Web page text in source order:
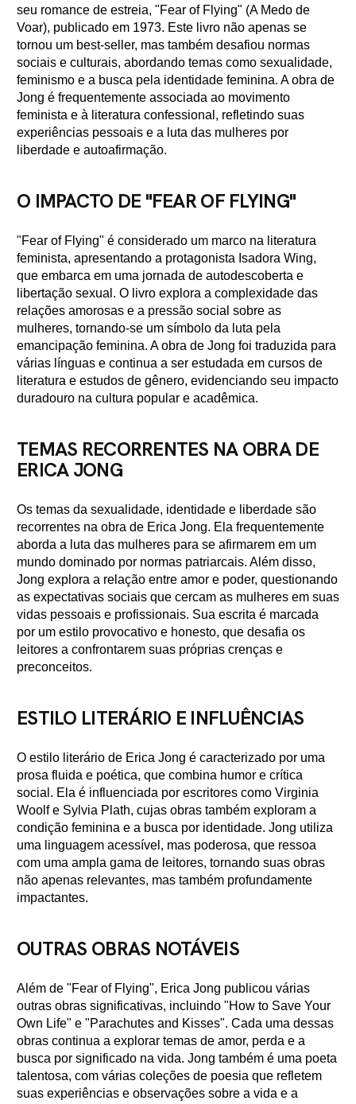
seu romance de estreia, "Fear of Flying" (A Medo de
Voar), publicado em 1973. Este livro não apenas se
tornou um best-seller, mas também desafiou normas
sociais e culturais, abordando temas como sexualidade,
feminismo e a busca pela identidade feminina. A obra de
Jong é frequentemente associada ao movimento
feminista e à literatura confessional, refletindo suas
experiências pessoais e a luta das mulheres por
liberdade e autoafirmação.
O IMPACTO DE "FEAR OF FLYING"
"Fear of Flying" é considerado um marco na literatura
feminista, apresentando a protagonista Isadora Wing,
que embarca em uma jornada de autodescoberta e
libertação sexual. O livro explora a complexidade das
relações amorosas e a pressão social sobre as
mulheres, tornando-se um símbolo da luta pela
emancipação feminina. A obra de Jong foi traduzida para
várias línguas e continua a ser estudada em cursos de
literatura e estudos de gênero, evidenciando seu impacto
duradouro na cultura popular e acadêmica.
TEMAS RECORRENTES NA OBRA DE
ERICA JONG
Os temas da sexualidade, identidade e liberdade são
recorrentes na obra de Erica Jong. Ela frequentemente
aborda a luta das mulheres para se afirmarem em um
mundo dominado por normas patriarcais. Além disso,
Jong explora a relação entre amor e poder, questionando
as expectativas sociais que cercam as mulheres em suas
vidas pessoais e profissionais. Sua escrita é marcada
por um estilo provocativo e honesto, que desafia os
leitores a confrontarem suas próprias crenças e
preconceitos.
ESTILO LITERÁRIO E INFLUÊNCIAS
O estilo literário de Erica Jong é caracterizado por uma
prosa fluida e poética, que combina humor e crítica
social. Ela é influenciada por escritores como Virginia
Woolf e Sylvia Plath, cujas obras também exploram a
condição feminina e a busca por identidade. Jong utiliza
uma linguagem acessível, mas poderosa, que ressoa
com uma ampla gama de leitores, tornando suas obras
não apenas relevantes, mas também profundamente
impactantes.
OUTRAS OBRAS NOTÁVEIS
Além de "Fear of Flying", Erica Jong publicou várias
outras obras significativas, incluindo "How to Save Your
Own Life" e "Parachutes and Kisses". Cada uma dessas
obras continua a explorar temas de amor, perda e a
busca por significado na vida. Jong também é uma poeta
talentosa, com várias coleções de poesia que refletem
suas experiências e observações sobre a vida e a